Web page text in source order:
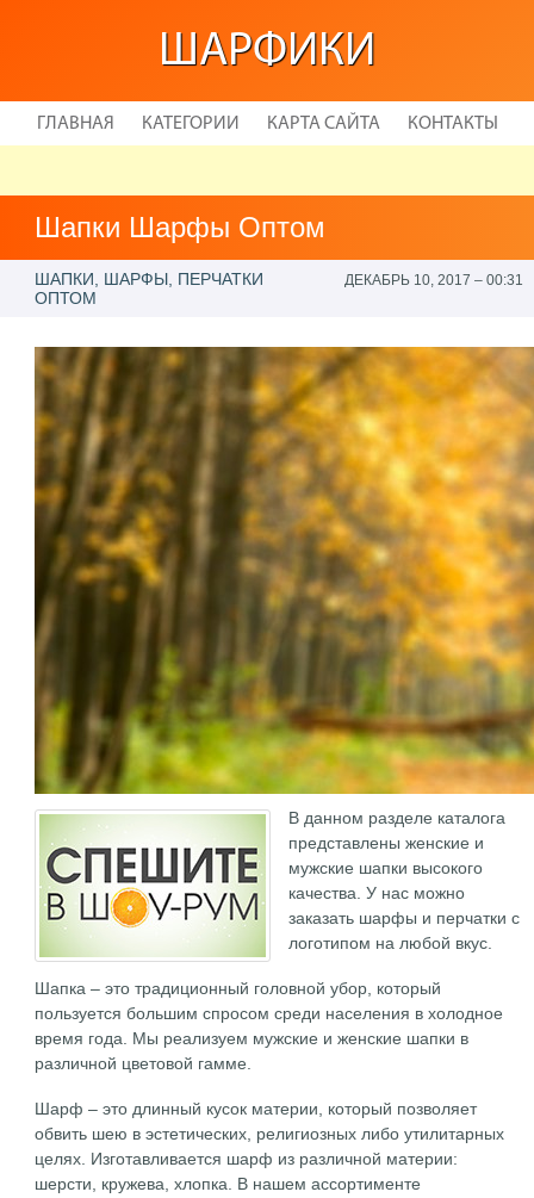
ШАРФИКИ
ГЛАВНАЯ КАТЕГОРИИ КАРТА САЙТА КОНТАКТЫ
Шапки Шарфы Оптом
ШАПКИ, ШАРФЫ, ПЕРЧАТКИ
ОПТОМ
ДЕКАБРЬ 10, 2017 – 00:31
В данном разделе каталога
представлены женские и
мужские шапки высокого
качества. У нас можно
заказать шарфы и перчатки с
логотипом на любой вкус.
Шапка – это традиционный головной убор, который
пользуется большим спросом среди населения в холодное
время года. Мы реализуем мужские и женские шапки в
различной цветовой гамме.
Шарф – это длинный кусок материи, который позволяет
обвить шею в эстетических, религиозных либо утилитарных
целях. Изготавливается шарф из различной материи:
шерсти, кружева, хлопка. В нашем ассортименте